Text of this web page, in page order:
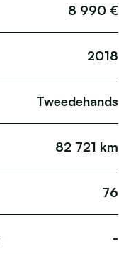
8 990 €
2018
Tweedehands
82 721 km
76
-